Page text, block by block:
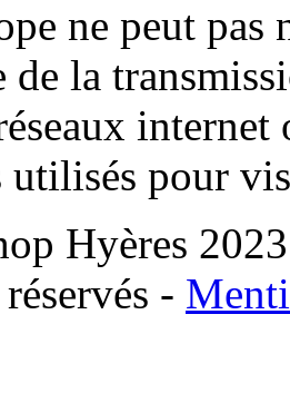
ne peut pas
de la
utilisés pour
Hyères 2023
-